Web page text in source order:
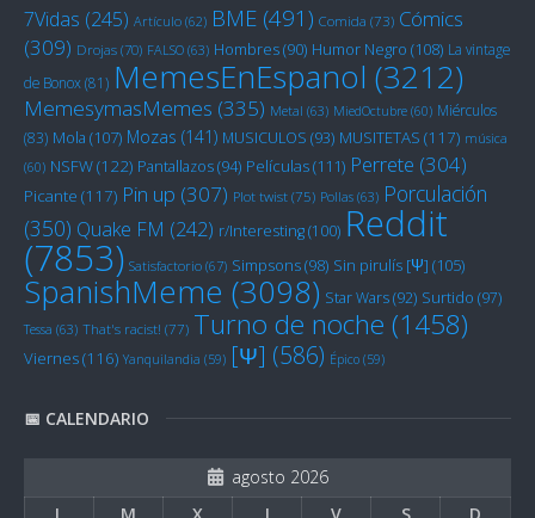
7Vidas (245) Artículo (62) BME (491) Comida (73) Cómics
(309) Drojas (70) FALSO (63) Hombres(90) Humor Negro (108) La vintage
de Bonox(81) MemesEnEspanol (3212)
MemesymasMemes (335) Metal (63) MiedOctubre (60) Miérculos
(83) Mola (107) Mozas (141) MUSICULOS (93) MUSITETAS (117) música
(60) NSFW(122) Pantallazos(94) Películas(111) Perrete (304)
Picante (117) Pin up (307) Plot twist (75) Pollas (63) Porculación
(350) Quake FM (242) r/Interesting(100) Reddit
(7853) Satisfactorio (67) Simpsons(98) Sin pirulís [Ψ] (105)
SpanishMeme (3098) Star Wars(92) Surtido (97)
Tessa (63) That's racist! (77) Turno de noche (1458)
Viernes(116) Yanquilandia (59) [Ψ] (586) Épico (59)
📅 CALENDARIO
agosto 2026
L
M X J V S D